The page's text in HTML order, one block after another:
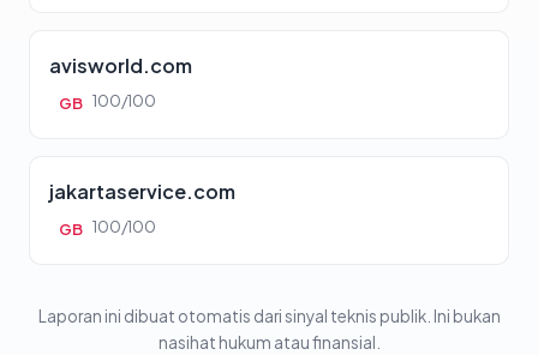
avisworld.com
GB 100/100
jakartaservice.com
GB 100/100
Laporan ini dibuat otomatis dari sinyal teknis publik. Ini bukan
nasihat hukum atau finansial.